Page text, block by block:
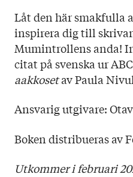
Format: Kartonnage
Låt den här smakfulla
inspirera dig till
Mumintrollens anda!
citat på svenska ur
aakkosetav Paula
Ansvarig utgivare:
Boken distribueras av
Utkommer i februari